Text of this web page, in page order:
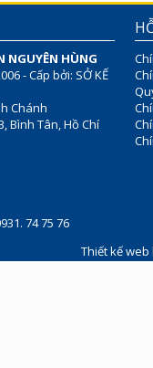
NGUYÊN HÙNG
- Cấp bởi: SỞ KẾ
Chánh
Bình Tân, Hồ Chí
74 75 76
Thiết kế web